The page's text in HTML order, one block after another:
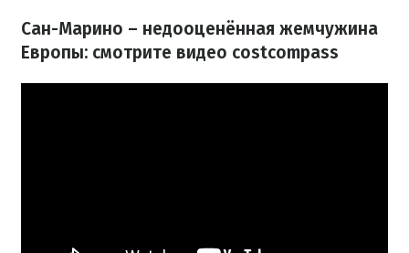
Сан-Марино – недооценённая жемчужина
Европы: смотрите видео costcompass